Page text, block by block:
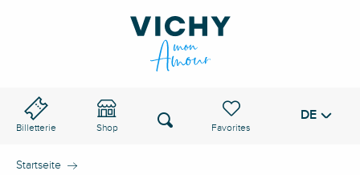
Billetterie Shop
Voir les favoris
Suche DE
Startseite